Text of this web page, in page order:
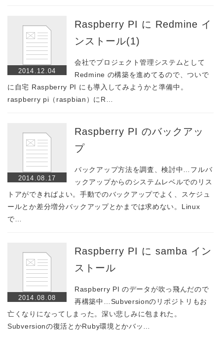
2014.12.04
Raspberry PI に Redmine イ
ンストール(1)
会社でプロジェクト管理システムとして
Redmine の構築を進めてるので、ついで
に自宅 Raspberry PI にも導入してみようかと準備中。
raspberry pi（raspbian）にR…
2014.08.17
Raspberry PI のバックアッ
プ
バックアップ方法を調査、検討中…フルバ
ックアップからのシステムレベルでのリス
トアができればよい。手動でのバックアップでよく、スケジュ
ールとか差分増分バックアップとかまでは求めない。Linux
で…
2014.08.08
Raspberry PI に samba イン
ストール
Raspberry PI のデータが吹っ飛んだので
再構築中…Subversionのリポジトリもお
亡くなりになってしまった。深い悲しみに包まれた。
Subversionの復活とかRuby環境とかバッ…